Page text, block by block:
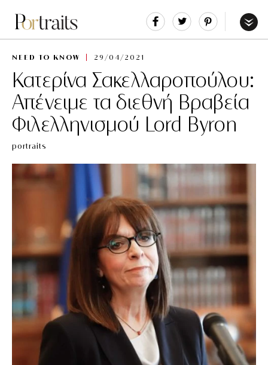
Share Tweet
NEED TO KNOW 29/04/2021
Κατερίνα Σακελλαροπούλου:
Απένειμε τα διεθνή Βραβεία
Φιλελληνισμού Lord Byron
portraits